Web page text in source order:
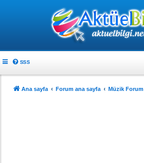
SSS
Ana sayfa Forum ana sayfa Müzik Forum